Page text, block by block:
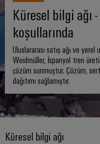
Sektörler
Weidmüller
IndustryMatch
Zorlukların
somut
hale
geldiği
ve
çözümlerin
deneyimlenebildiği
3D
bir
Çözümler
Teknolojiler
SNAP
IN
bağlantı
teknolojisi
"PUSH
IN"
bağlantısı
Ürünler
Ürünler
Bağlantı
Terminal
blokları
Tak-
çıkar
konnektörler
PCB
Hizmet
Hizmet
İhtiyaca
özel
ürünler
Montaja
hazır
özel
Şirket
Şirketimiz
Biz
kimiz
Weidmüller’in
175
yıllık
geçmişi
Satış
Weidmüller
Türkiye
Hakkımızda
Türkiye
Hakkımızda
Weidmüller
Türkiye'de
30.
Yıl
GENEL
GIT
Ekibimiz
Fiyat
Küresel bilgi ağı
koşullarında
Uluslararası satış ağı ve
Weidmüller, İspanyol tren
çözüm sunmuştur. Çözüm,
dağıtımı sağlamıştır.
Küresel bilgi ağı